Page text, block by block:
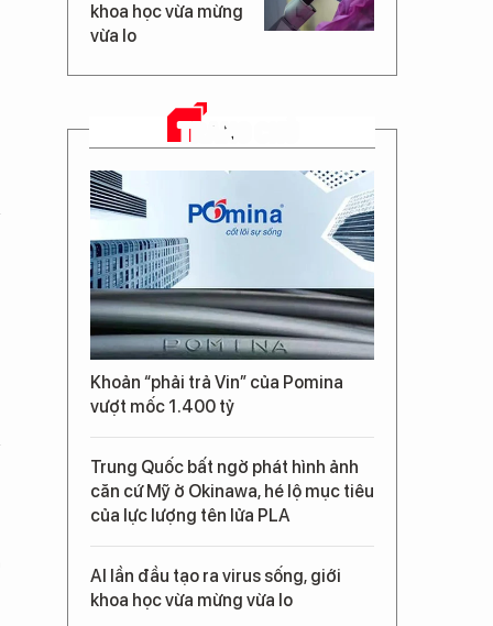
khoa học vừa mừng
vừa lo
TRANG CHỦ
Khoản “phải trả Vin” của Pomina
vượt mốc 1.400 tỷ
Trung Quốc bất ngờ phát hình ảnh
căn cứ Mỹ ở Okinawa, hé lộ mục tiêu
của lực lượng tên lửa PLA
AI lần đầu tạo ra virus sống, giới
khoa học vừa mừng vừa lo